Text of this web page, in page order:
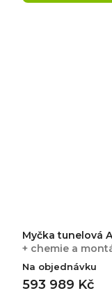
Myčka tunelová
+ chemie a
Na objednávku
593 989 Kč